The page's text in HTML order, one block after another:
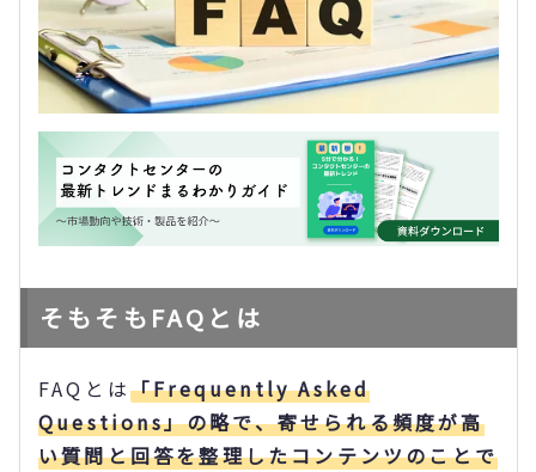
そもそもFAQとは
FAQとは「Frequently Asked
Questions」の略で、寄せられる頻度が高
い質問と回答を整理したコンテンツのことで